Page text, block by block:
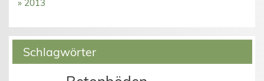
» 2013
Schlagwörter